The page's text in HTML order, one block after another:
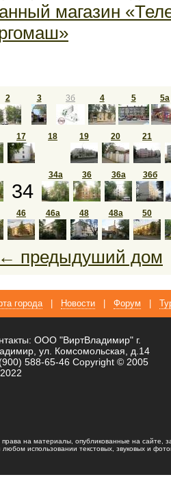
магазин
2 3 3б 4 5 5а
17 18 19 20 21
34
34а 36 36а 36б
46 46а 48 48а 50
← предыдуший дом
города Новости Форум
ООО "ВиртВладимир" г.
ул. Комсомольская, д.14
588-65-46 Copyright © 2005
права на материалы, опубликованные на сайте,
любом использовании текстовых, звуковых и